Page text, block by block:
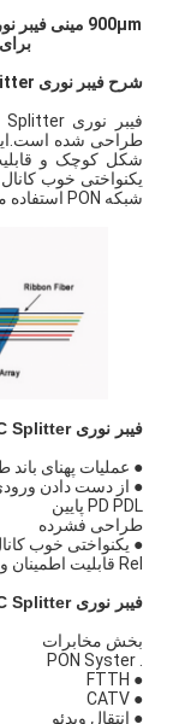
برای FTTH FTTX GPON EPOM
شرح فیبر نوری PLC Splitter
طراحی شده
شکل کوچک و
یکنواختی خوب
شبکه PON استفاده می شود.
فیبر نوری PLC Splitter
● عملیات پهنای
● از دست دادن
PD PDL پایین
طراحی فشرده
● یکنواختی خوب
Rel قابلیت اطمینان و ثبات بالا
فیبر نوری PLC Splitter
بخش مخابرات
. PON Syster
● FTTH
● CATV
● انتقال ویدئو